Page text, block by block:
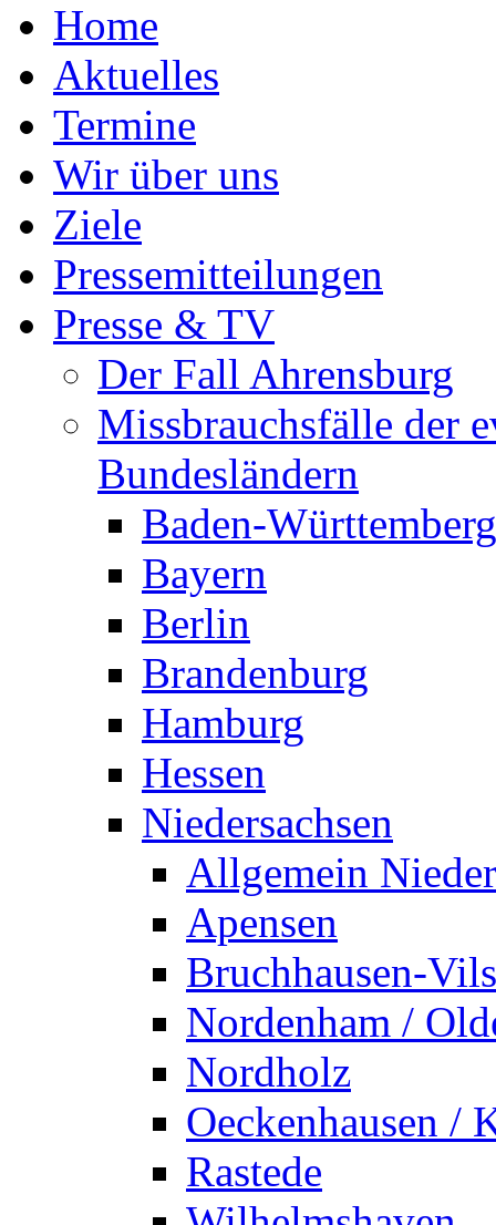
Home
Aktuelles
Termine
Wir über uns
Ziele
Pressemitteilungen
Presse & TV
Der Fall Ahrensburg
Missbrauchsfälle der
Bundesländern
Baden-Württemberg
Bayern
Berlin
Brandenburg
Hamburg
Hessen
Niedersachsen
Allgemein
Apensen
Bruchhausen-
Nordenham /
Nordholz
Oeckenhausen /
Rastede